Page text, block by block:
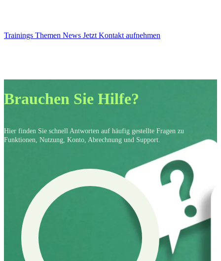
Trainings Themen News Jetzt Kontakt aufnehmen
Brauchen Sie Hilfe?
Hier finden Sie schnell Antworten auf häufig gestellte Fragen zu
Funktionen, Nutzung, Konto, Abrechnung und Support.